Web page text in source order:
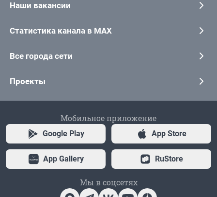
Наши вакансии
Статистика канала в MAX
Все города сети
Проекты
Мобильное приложение
Google Play App Store
App Gallery RuStore
Мы в соцсетях